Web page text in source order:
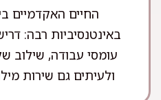
החיים האקדמיים
באינטנסיביות רבה:
עומסי עבודה, שילוב
ולעיתים גם שירות